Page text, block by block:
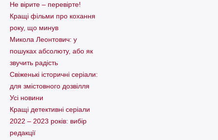
Не вірите – перевірте!
Кращі фільми про кохання
року, що минув
Микола Леонтович: у
пошуках абсолюту, або як
звучить радість
Свіженькі історичні серіали:
для змістовного дозвілля
Усі новини
Кращі детективні серіали
2022 – 2023 років: вибір
редакції